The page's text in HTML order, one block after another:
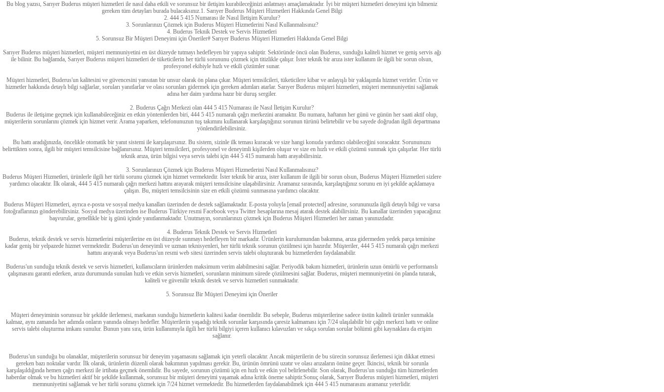
Bu blog yazısı, Sarıyer Buderus müşteri hizmetleri ile nasıl daha etkili ve sorunsuz bir iletişim kurabileceğinizi anlatmayı amaçlamaktadır. İyi bir müşteri hizmetleri deneyimi için bilmeniz
gereken tüm detayları burada bulacaksınız.1. Sarıyer Buderus Müşteri Hizmetleri Hakkında Genel Bilgi
2. 444 5 415 Numarası ile Nasıl İletişim Kurulur?
3. Sorunlarınızı Çözmek için Buderus Müşteri Hizmetlerini Nasıl Kullanmalısınız?
4. Buderus Teknik Destek ve Servis Hizmetleri
5. Sorunsuz Bir Müşteri Deneyimi için Öneriler# Sarıyer Buderus Müşteri Hizmetleri Hakkında Genel Bilgi
Sarıyer Buderus müşteri hizmetleri, müşteri memnuniyetini en üst düzeyde tutmayı hedefleyen bir yapıya sahiptir. Sektöründe öncü olan Buderus, sunduğu kaliteli hizmet ve geniş servis ağı
ile bilinir. Bu bağlamda, Sarıyer Buderus müşteri hizmetleri de tüketicilerin her türlü sorununu çözmek için titizlikle çalışır. İster teknik bir arıza ister kullanım ile ilgili bir sorun olsun,
profesyonel ekibiyle hızlı ve etkili çözümler sunar.
Müşteri hizmetleri, Buderus'un kalitesini ve güvencesini yansıtan bir unsur olarak ön plana çıkar. Müşteri temsilcileri, tüketicilere kibar ve anlayışlı bir yaklaşımla hizmet verirler. Ürün ve
hizmetler hakkında detaylı bilgi sağlarlar, soruları yanıtlarlar ve olası sorunları gidermek için gereken adımları atarlar. Sarıyer Buderus müşteri hizmetleri, müşteri memnuniyetini sağlamak
adına her daim yardıma hazır bir duruş sergiler.
2. Buderus Çağrı Merkezi olan 444 5 415 Numarası ile Nasıl İletişim Kurulur?
Buderus ile iletişime geçmek için kullanabileceğiniz en etkin yöntemlerden biri, 444 5 415 numaralı çağrı merkezini aramaktır. Bu numara, haftanın her günü ve günün her saati aktif olup,
müşterilerin sorunlarını çözmek için hizmet verir. Arama yaparken, telefonunuzun tuş takımını kullanarak karşılaştığınız sorunun türünü belirtebilir ve bu sayede doğrudan ilgili departmana
yönlendirilebilirsiniz.
Bu hattı aradığınızda, öncelikle otomatik bir yanıt sistemi ile karşılaşırsınız. Bu sistem, sizinle ilk teması kuracak ve size hangi konuda yardımcı olabileceğini soracaktır. Sorununuzu
belirttikten sonra, ilgili bir müşteri temsilcisine bağlanırsınız. Müşteri temsilcileri, profesyonel ve deneyimli kişilerden oluşur ve size en hızlı ve etkili çözümü sunmak için çalışırlar. Her türlü
teknik arıza, ürün bilgisi veya servis talebi için 444 5 415 numaralı hattı arayabilirsiniz.
3. Sorunlarınızı Çözmek için Buderus Müşteri Hizmetlerini Nasıl Kullanmalısınız?
Buderus Müşteri Hizmetleri, ürünlerle ilgili her türlü sorunu çözmek için hizmet vermektedir. İster teknik bir arıza, ister kullanım ile ilgili bir sorun olsun, Buderus Müşteri Hizmetleri sizlere
yardımcı olacaktır. İlk olarak, 444 5 415 numaralı çağrı merkezi hattını arayarak müşteri temsilcisine ulaşabilirsiniz. Aramanız sırasında, karşılaştığınız sorunu en iyi şekilde açıklamaya
çalışın. Bu, müşteri temsilcisinin size en etkili çözümü sunmasına yardımcı olacaktır.
Buderus Müşteri Hizmetleri, ayrıca e-posta ve sosyal medya kanalları üzerinden de destek sağlamaktadır. E-posta yoluyla [email protected] adresine, sorununuzla ilgili detaylı bilgi ve varsa
fotoğraflarınızı gönderebilirsiniz. Sosyal medya üzerinden ise Buderus Türkiye resmi Facebook veya Twitter hesaplarına mesaj atarak destek alabilirsiniz. Bu kanallar üzerinden yapacağınız
başvurular, genellikle bir iş günü içinde yanıtlanmaktadır. Unutmayın, sorunlarınızı çözmek için Buderus Müşteri Hizmetleri her zaman yanınızdadır.
4. Buderus Teknik Destek ve Servis Hizmetleri
Buderus, teknik destek ve servis hizmetlerini müşterilerine en üst düzeyde sunmayı hedefleyen bir markadır. Ürünlerin kurulumundan bakımına, arıza gidermeden yedek parça teminine
kadar geniş bir yelpazede hizmet vermektedir. Buderus'un deneyimli ve uzman teknisyenleri, her türlü teknik sorunun çözülmesi için hazırdır. Müşteriler, 444 5 415 numaralı çağrı merkezi
hattını arayarak veya Buderus'un resmi web sitesi üzerinden servis talebi oluşturarak bu hizmetlerden faydalanabilir.
Buderus'un sunduğu teknik destek ve servis hizmetleri, kullanıcıların ürünlerden maksimum verim alabilmesini sağlar. Periyodik bakım hizmetleri, ürünlerin uzun ömürlü ve performanslı
çalışmasını garanti ederken, arıza durumunda sunulan hızlı ve etkin servis hizmetleri, sorunların minimum sürede çözülmesini sağlar. Buderus, müşteri memnuniyetini ön planda tutarak,
kaliteli ve güvenilir teknik destek ve servis hizmetleri sunmaktadır.
5. Sorunsuz Bir Müşteri Deneyimi için Öneriler
Müşteri deneyiminin sorunsuz bir şekilde ilerlemesi, markanın sunduğu hizmetlerin kalitesi kadar önemlidir. Bu sebeple, Buderus müşterilerine sadece üstün kaliteli ürünler sunmakla
kalmaz, aynı zamanda her adımda onların yanında olmayı hedefler. Müşterilerin yaşadığı teknik sorunlar karşısında çaresiz kalmaması için 7/24 ulaşılabilir bir çağrı merkezi hattı ve online
servis talebi oluşturma imkanı sunulur. Bunun yanı sıra, ürün kullanımıyla ilgili her türlü bilgiyi içeren kullanıcı kılavuzları ve sıkça sorulan sorular bölümü gibi kaynaklara da erişim
sağlanır.
Buderus'un sunduğu bu olanaklar, müşterilerin sorunsuz bir deneyim yaşamasını sağlamak için yeterli olacaktır. Ancak müşterilerin de bu sürecin sorunsuz ilerlemesi için dikkat etmesi
gereken bazı noktalar vardır. İlk olarak, ürünlerin düzenli olarak bakımının yapılması gerekir. Bu, ürünün ömrünü uzatır ve olası arızaların önüne geçer. İkincisi, teknik bir sorunla
karşılaşıldığında hemen çağrı merkezi ile irtibata geçmek önemlidir. Bu sayede, sorunun çözümü için en hızlı ve etkin yol belirlenebilir. Son olarak, Buderus'un sunduğu tüm hizmetlerden
haberdar olmak ve bu hizmetleri aktif bir şekilde kullanmak, sorunsuz bir müşteri deneyimi yaşamak adına kritik öneme sahiptir.Sonuç olarak, Sarıyer Buderus müşteri hizmetleri, müşteri
memnuniyetini sağlamak ve her türlü sorunu çözmek için 7/24 hizmet vermektedir. Bu hizmetlerden faydalanabilmek için 444 5 415 numarasını aramanız yeterlidir.